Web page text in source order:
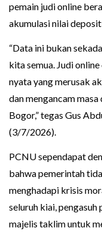
pemain judi online
akumulasi nilai
“Data ini bukan
kita semua. Judi
nyata yang merusak
dan mengancam
Bogor,” tegas Gus
(3/7/2026).
PCNU sependapat
bahwa pemerintah
menghadapi krisis
seluruh kiai, pengasuh
majelis taklim untuk